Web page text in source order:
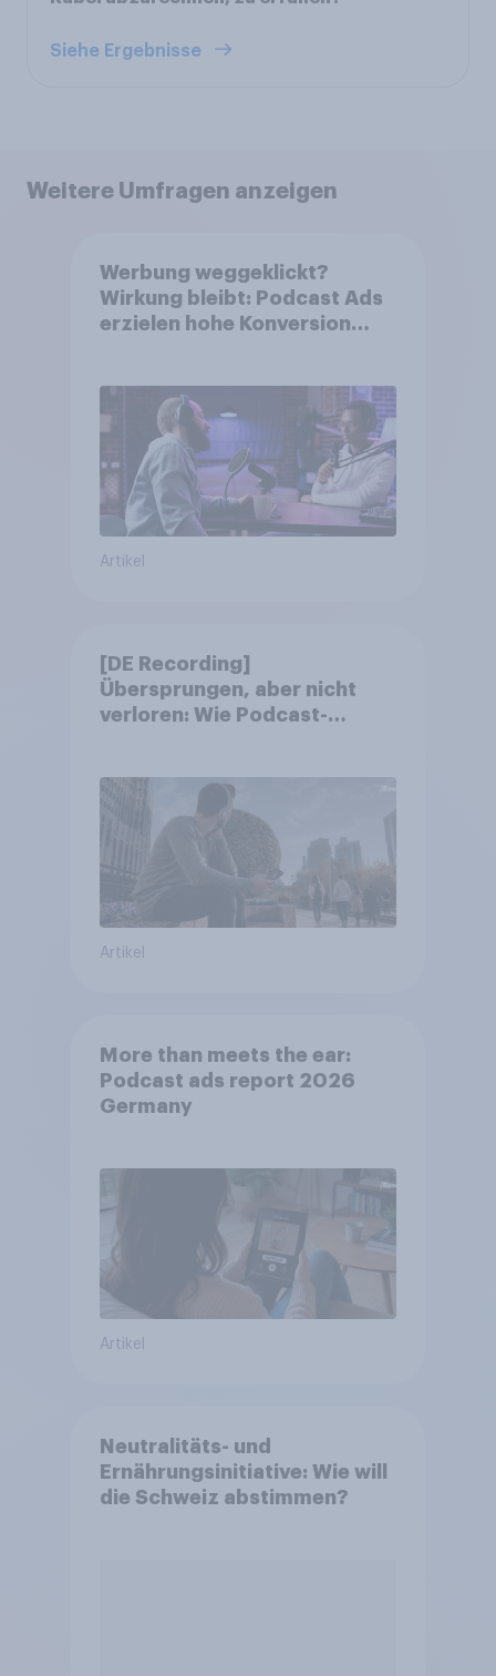
Siehe Ergebnisse
Weitere Umfragen anzeigen
Werbung weggeklickt?
Wirkung bleibt: Podcast Ads
erzielen hohe Konversion
Artikel
[DE Recording]
Übersprungen, aber nicht
verloren: Wie Podcast-
Artikel
More than meets the ear:
Podcast ads report 2026
Germany
Artikel
Neutralitäts- und
Ernährungsinitiative: Wie will
die Schweiz abstimmen?